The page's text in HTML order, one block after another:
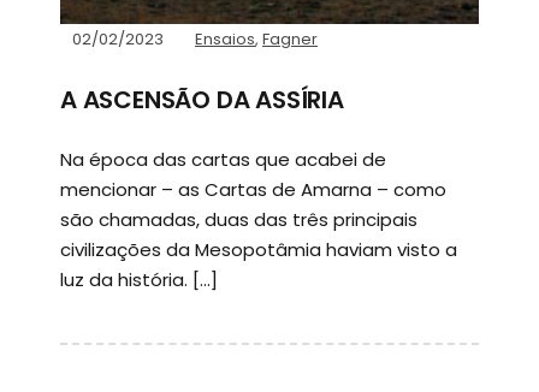
02/02/2023 Ensaios, Fagner
A ASCENSÃO DA ASSÍRIA
Na época das cartas que acabei de
mencionar – as Cartas de Amarna – como
são chamadas, duas das três principais
civilizações da Mesopotâmia haviam visto a
luz da história. […]